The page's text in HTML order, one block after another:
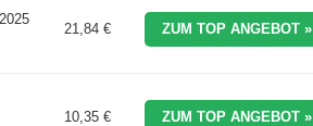
21,84 € ZUM TOP ANGEBOT »
10,35 € ZUM TOP ANGEBOT »